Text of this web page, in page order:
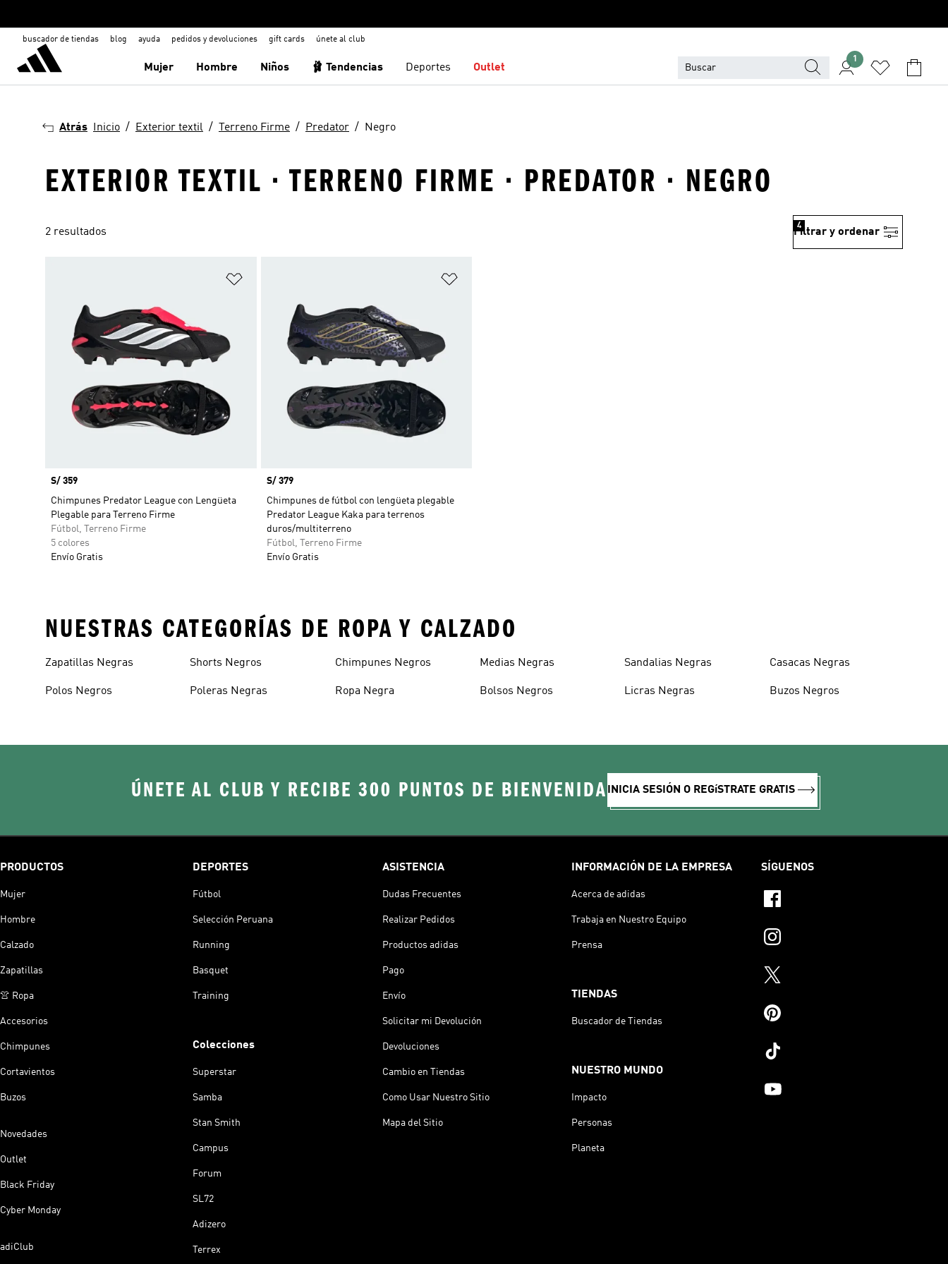
buscador de tiendas blog ayuda pedidos y devoluciones gift cards únete al club
Mujer Hombre Niños 🩰 Tendencias Deportes Outlet
1
Atrás Inicio Exterior textil Terreno Firme Predator Negro
EXTERIOR TEXTIL · TERRENO FIRME · PREDATOR · NEGRO
2 resultados Filtrar y ordenar
4
Precio
S/ 359
Chimpunes Predator League con Lengüeta
Plegable para Terreno Firme
Fútbol, Terreno Firme
5 colores
Envío Gratis
Precio
S/ 379
Chimpunes de fútbol con lengüeta plegable
Predator League Kaka para terrenos
duros/multiterreno
Fútbol, Terreno Firme
Envío Gratis
NUESTRAS CATEGORÍAS DE ROPA Y CALZADO
Zapatillas Negras
Polos Negros
Shorts Negros
Poleras Negras
Chimpunes Negros
Ropa Negra
Medias Negras
Bolsos Negros
Sandalias Negras
Licras Negras
Casacas Negras
Buzos Negros
ÚNETE AL CLUB Y RECIBE 300 PUNTOS DE BIENVENIDA INICIA SESIÓN O REGíSTRATE GRATIS
PRODUCTOS
Mujer
Hombre
Calzado
Zapatillas
👚 Ropa
Accesorios
Chimpunes
Cortavientos
Buzos
Novedades
Outlet
Black Friday
Cyber Monday
adiClub
DEPORTES
Fútbol
Selección Peruana
Running
Basquet
Training
Colecciones
Superstar
Samba
Stan Smith
Campus
Forum
SL72
Adizero
Terrex
ASISTENCIA
Dudas Frecuentes
Realizar Pedidos
Productos adidas
Pago
Envío
Solicitar mi Devolución
Devoluciones
Cambio en Tiendas
Como Usar Nuestro Sitio
Mapa del Sitio
INFORMACIÓN DE LA EMPRESA
Acerca de adidas
Trabaja en Nuestro Equipo
Prensa
TIENDAS
Buscador de Tiendas
NUESTRO MUNDO
Impacto
Personas
Planeta
SÍGUENOS